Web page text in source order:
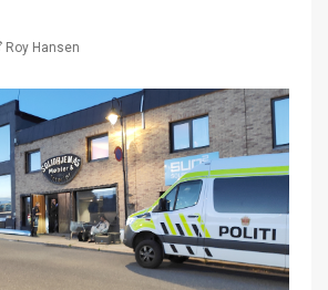
Roy Hansen